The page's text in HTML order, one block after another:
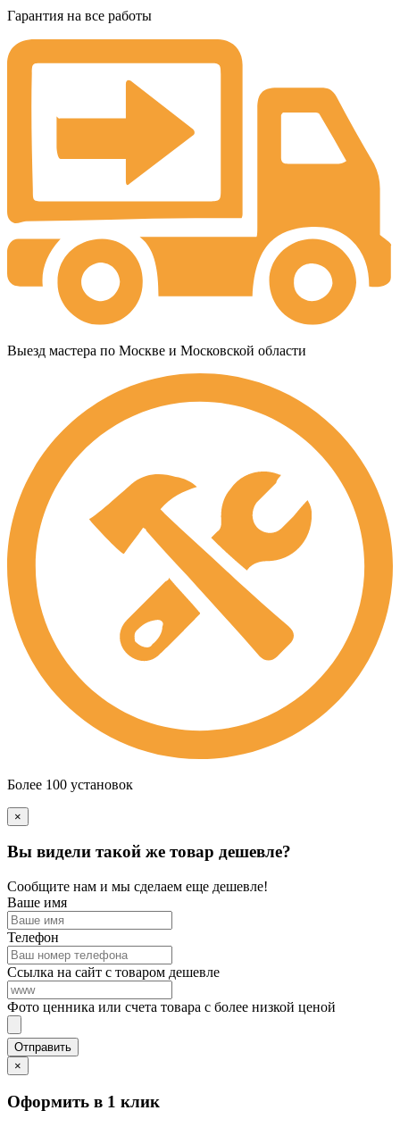
Гарантия на все работы
Выезд мастера по Москве и Московской области
Более 100 установок
×
Вы видели такой же товар дешевле?
Сообщите нам и мы сделаем еще дешевле!
Ваше имя
Телефон
Ссылка на сайт с товаром дешевле
Фото ценника или счета товара с более низкой ценой
×
Оформить в 1 клик